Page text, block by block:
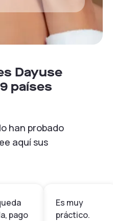
Dayuse
países
han probado
aquí sus
pago
Es muy
práctico.